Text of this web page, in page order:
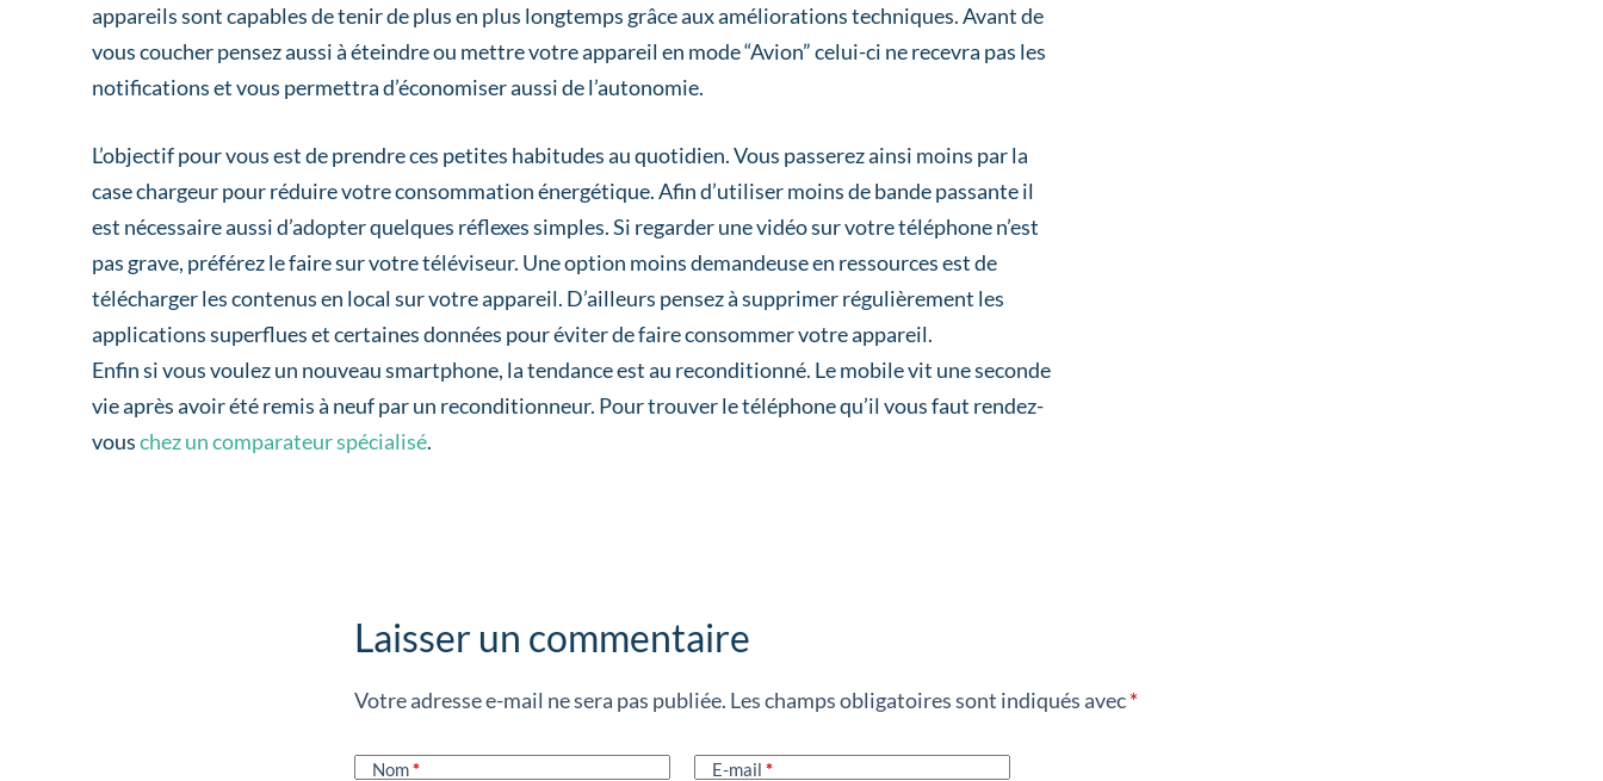
appareils sont capables de tenir de plus en plus longtemps grâce aux améliorations techniques. Avant de
vous coucher pensez aussi à éteindre ou mettre votre appareil en mode “Avion” celui-ci ne recevra pas les
notifications et vous permettra d’économiser aussi de l’autonomie.
L’objectif pour vous est de prendre ces petites habitudes au quotidien. Vous passerez ainsi moins par la
case chargeur pour réduire votre consommation énergétique. Afin d’utiliser moins de bande passante il
est nécessaire aussi d’adopter quelques réflexes simples. Si regarder une vidéo sur votre téléphone n’est
pas grave, préférez le faire sur votre téléviseur. Une option moins demandeuse en ressources est de
télécharger les contenus en local sur votre appareil. D’ailleurs pensez à supprimer régulièrement les
applications superflues et certaines données pour éviter de faire consommer votre appareil.
Enfin si vous voulez un nouveau smartphone, la tendance est au reconditionné. Le mobile vit une seconde
vie après avoir été remis à neuf par un reconditionneur. Pour trouver le téléphone qu’il vous faut rendez-
vouschez un comparateur spécialisé.
Laisser un commentaire
Votre adresse e-mail ne sera pas publiée. Les champs obligatoires sont indiqués avec*
Nom* E-mail *